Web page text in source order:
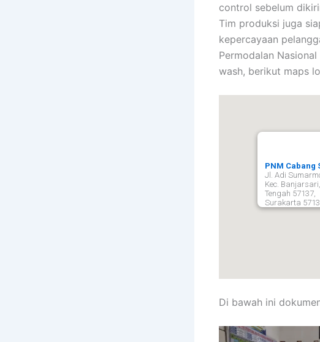
control sebelum
Tim produksi juga
kepercayaan
Permodalan
wash, berikut maps
PNM Cabang
Jl. Adi
Kec.
Tengah 57137,
Surakarta
Di bawah ini